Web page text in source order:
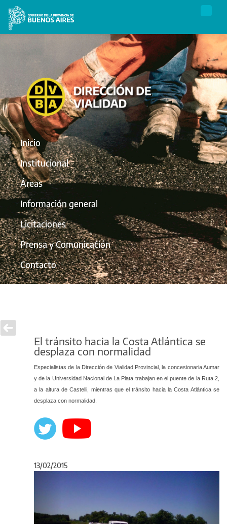
Inicio
Institucional
Áreas
Información general
Licitaciones
Prensa y Comunicación
Contacto
El tránsito hacia la Costa Atlántica se
desplaza con normalidad
Especialistas de la Dirección de Vialidad Provincial, la concesionaria Aumar
y de la Universidad Nacional de La Plata trabajan en el puente de la Ruta 2,
a la altura de Castelli, mientras que el tránsito hacia la Costa Atlántica se
desplaza con normalidad.
13/02/2015